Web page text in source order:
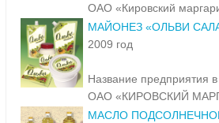
ОАО «Кировский
МАЙОНЕЗ «ОЛЬВИ
2009 год
Название предприятия в
ОАО «КИРОВСКИЙ
МАСЛО